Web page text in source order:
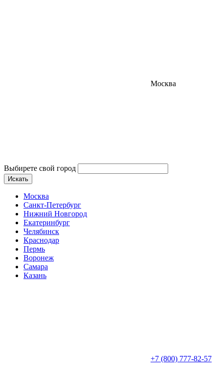
Москва
Выбирете свой город
Искать
Москва
Санкт-Петербург
Нижний Новгород
Екатеринбург
Челябинск
Краснодар
Пермь
Воронеж
Самара
Казань
+7 (800) 777-82-57